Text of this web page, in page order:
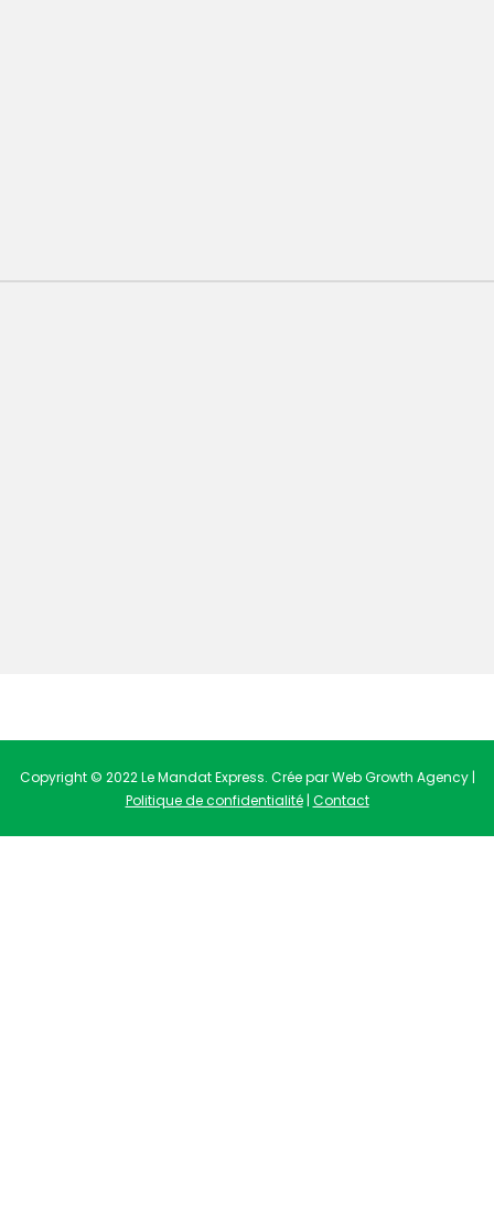
Copyright © 2022 Le Mandat Express. Crée par Web Growth Agency |
Politique de confidentialité| Contact